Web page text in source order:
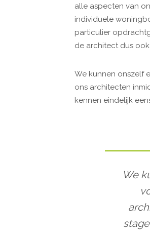
alle aspecten van
individuele
particulier
de architect dus ook.
We kunnen onszelf
ons architecten
kennen eindelijk
We